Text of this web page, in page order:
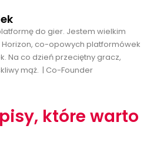
do gier. Jestem wielkim
co-opowych platformówek
Na co dzień przeciętny gracz,
mąż. | Co-Founder
które warto